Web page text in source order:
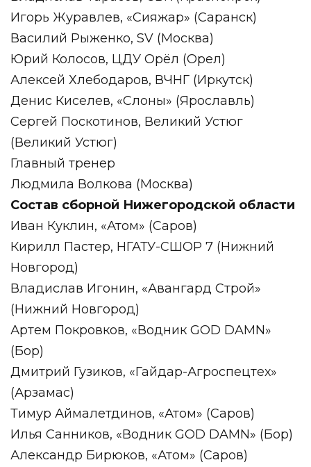
Игорь Журавлев, «Сияжар» (Саранск)
Василий Рыженко, SV (Москва)
Юрий Колосов, ЦДУ Орёл (Орел)
Алексей Хлебодаров, ВЧНГ (Иркутск)
Денис Киселев, «Слоны» (Ярославль)
Сергей Поскотинов, Великий Устюг
(Великий Устюг)
Главный тренер
Людмила Волкова (Москва)
Состав сборной Нижегородской области
Иван Куклин, «Атом» (Саров)
Кирилл Пастер, НГАТУ-СШОР 7 (Нижний
Новгород)
Владислав Игонин, «Авангард Строй»
(Нижний Новгород)
Артем Покровков, «Водник GOD DAMN»
(Бор)
Дмитрий Гузиков, «Гайдар-Агроспецтех»
(Арзамас)
Тимур Аймалетдинов, «Атом» (Саров)
Илья Санников, «Водник GOD DAMN» (Бор)
Александр Бирюков, «Атом» (Саров)